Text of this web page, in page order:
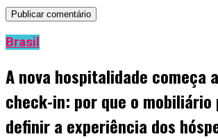
Brasil
A nova hospitalidade começa
check-in: por que o mobiliário
definir a experiência dos